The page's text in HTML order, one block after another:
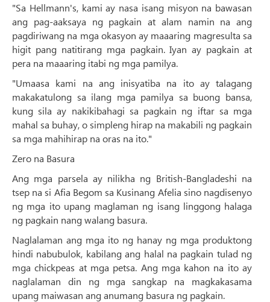
"Sa Hellmann's, kami ay nasa isang misyon na bawasan
ang pag-aaksaya ng pagkain at alam namin na ang
pagdiriwang na mga okasyon ay maaaring magresulta sa
higit pang natitirang mga pagkain. Iyan ay pagkain at
pera na maaaring itabi ng mga pamilya.
"Umaasa kami na ang inisyatiba na ito ay talagang
makakatulong sa ilang mga pamilya sa buong bansa,
kung sila ay nakikibahagi sa pagkain ng iftar sa mga
mahal sa buhay, o simpleng hirap na makabili ng pagkain
sa mga mahihirap na oras na ito."
Zero na Basura
Ang mga parsela ay nilikha ng British-Bangladeshi na
tsep na si Afia Begom sa Kusinang Afelia sino nagdisenyo
ng mga ito upang maglaman ng isang linggong halaga
ng pagkain nang walang basura.
Naglalaman ang mga ito ng hanay ng mga produktong
hindi nabubulok, kabilang ang halal na pagkain tulad ng
mga chickpeas at mga petsa. Ang mga kahon na ito ay
naglalaman din ng mga sangkap na magkakasama
upang maiwasan ang anumang basura ng pagkain.